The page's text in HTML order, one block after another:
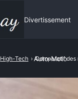
High-Tech › Comparatif des
Divertissement
Auto-Moto
Rechercher